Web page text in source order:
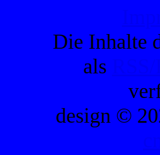
Die Inhalte
als
design ©